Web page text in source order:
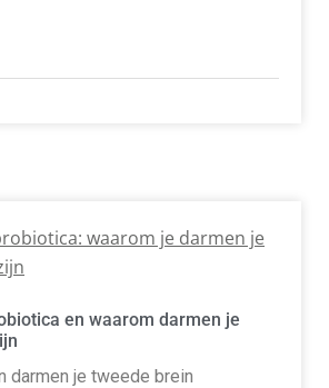
en waarom darmen je
darmen je tweede brein